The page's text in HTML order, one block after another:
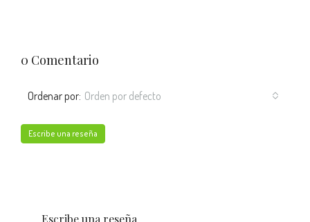
0 Comentario
Ordenar por: Orden por defecto
Escribe una reseña
Escribe una reseña